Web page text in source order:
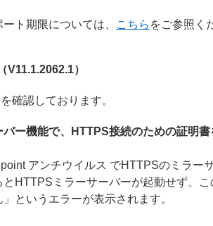
ト期限については、 こちら をご参照く
V11.1.2062.1）
確認しております。
バー機能で、HTTPS接続のための証明
アンチウイルス でHTTPSのミラー
とHTTPSミラーサーバーが起動せず、
というエラーが表示されます。